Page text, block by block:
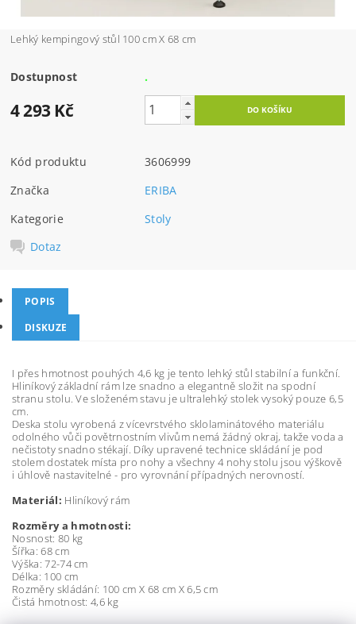
Lehký kempingový stůl 100 cm X 68 cm
Dostupnost .
4 293 Kč
Kód produktu
3606999
Značka
ERIBA
Kategorie
Stoly
Dotaz
POPIS
DISKUZE
I přes hmotnost pouhých 4,6 kg je tento lehký stůl stabilní a funkční.
Hliníkový základní rám lze snadno a elegantně složit na spodní
stranu stolu. Ve složeném stavu je ultralehký stolek vysoký pouze 6,5
cm.
Deska stolu vyrobená z vícevrstvého sklolaminátového materiálu
odolného vůči povětrnostním vlivům nemá žádný okraj, takže voda a
nečistoty snadno stékají. Díky upravené technice skládání je pod
stolem dostatek místa pro nohy a všechny 4 nohy stolu jsou výškově
i úhlově nastavitelné - pro vyrovnání případných nerovností.
Materiál: Hliníkový rám
Rozměry a hmotnosti:
Nosnost: 80 kg
Šířka: 68 cm
Výška: 72-74 cm
Délka: 100 cm
Rozměry skládání: 100 cm X 68 cm X 6,5 cm
Čistá hmotnost: 4,6 kg